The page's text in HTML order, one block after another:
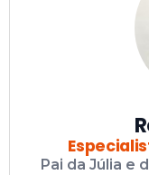
Pai da Júlia e